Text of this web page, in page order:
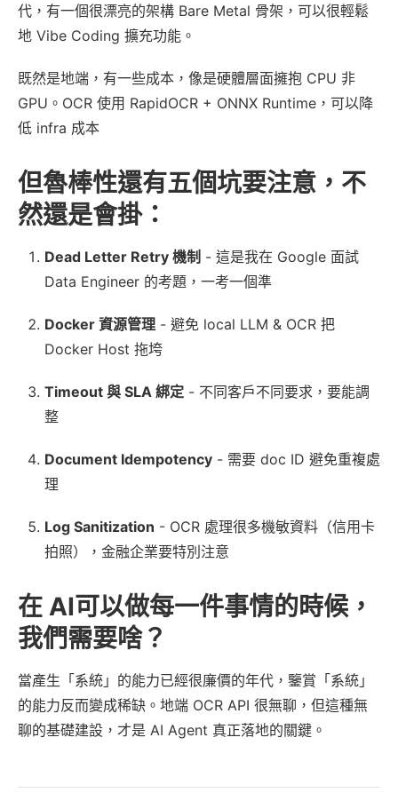
代，有一個很漂亮的架構 Bare Metal 骨架，可以很輕鬆
地 Vibe Coding 擴充功能。
既然是地端，有一些成本，像是硬體層面擁抱 CPU 非
GPU。OCR 使用 RapidOCR + ONNX Runtime，可以降
低 infra 成本
但魯棒性還有五個坑要注意，不
然還是會掛：
Dead Letter Retry 機制 - 這是我在 Google 面試
Data Engineer 的考題，一考一個準
Docker 資源管理 - 避免 local LLM & OCR 把
Docker Host 拖垮
Timeout 與 SLA 綁定 - 不同客戶不同要求，要能調
整
Document Idempotency - 需要 doc ID 避免重複處
理
Log Sanitization - OCR 處理很多機敏資料（信用卡
拍照），金融企業要特別注意
在 AI可以做每一件事情的時候，
我們需要啥？
當產生「系統」的能力已經很廉價的年代，鑒賞「系統」
的能力反而變成稀缺。地端 OCR API 很無聊，但這種無
聊的基礎建設，才是 AI Agent 真正落地的關鍵。